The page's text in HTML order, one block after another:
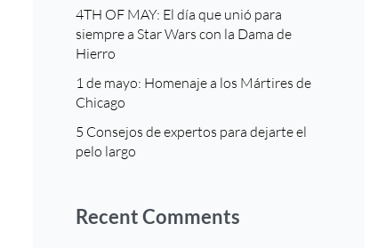
4TH OF MAY: El día que unió para
siempre a Star Wars con la Dama de
Hierro
1 de mayo: Homenaje a los Mártires de
Chicago
5 Consejos de expertos para dejarte el
pelo largo
Recent Comments